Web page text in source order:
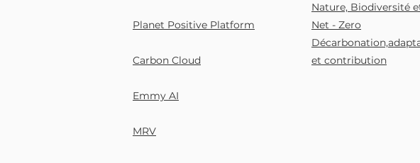
Planet Positive Platform
Carbon Cloud
Emmy AI
MRV
​Nature, Biodiversité
Net - Zero
et contribution